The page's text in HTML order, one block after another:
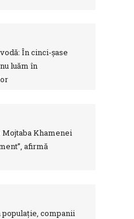
În cinci-şase
luăm în
Khamenei
afirmă
companii